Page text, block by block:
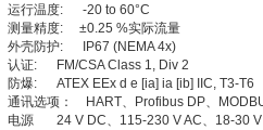
运行温度: -20 to 60°C
测量精度: ±0.25 %实际流量
外壳防护: IP67 (NEMA 4x)
认证: FM/CSA Class 1, Div 2
防爆: ATEX EEx d e [ia] ia [ib] IIC, T3-T6
通讯选项： HART、Profibus DP、
电源 24 V DC、115-230 V AC、18-30 V